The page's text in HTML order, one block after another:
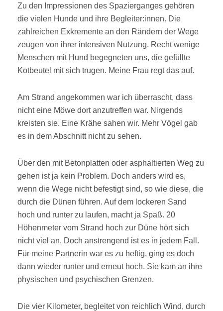
Zu den Impressionen des Spazierganges gehören
die vielen Hunde und ihre Begleiter:innen. Die
zahlreichen Exkremente an den Rändern der Wege
zeugen von ihrer intensiven Nutzung. Recht wenige
Menschen mit Hund begegneten uns, die gefüllte
Kotbeutel mit sich trugen. Meine Frau regt das auf.
Am Strand angekommen war ich überrascht, dass
nicht eine Möwe dort anzutreffen war. Nirgends
kreisten sie. Eine Krähe sahen wir. Mehr Vögel gab
es in dem Abschnitt nicht zu sehen.
Über den mit Betonplatten oder asphaltierten Weg zu
gehen ist ja kein Problem. Doch anders wird es,
wenn die Wege nicht befestigt sind, so wie diese, die
durch die Dünen führen. Auf dem lockeren Sand
hoch und runter zu laufen, macht ja Spaß. 20
Höhenmeter vom Strand hoch zur Düne hört sich
nicht viel an. Doch anstrengend ist es in jedem Fall.
Für meine Partnerin war es zu heftig, ging es doch
dann wieder runter und erneut hoch. Sie kam an ihre
physischen und psychischen Grenzen.
Die vier Kilometer, begleitet von reichlich Wind, durch